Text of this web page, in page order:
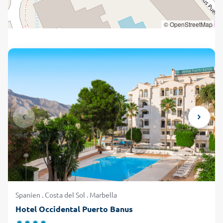
© OpenStreetMap
Spanien . Costa del Sol . Marbella
Hotel Occidental Puerto Banus